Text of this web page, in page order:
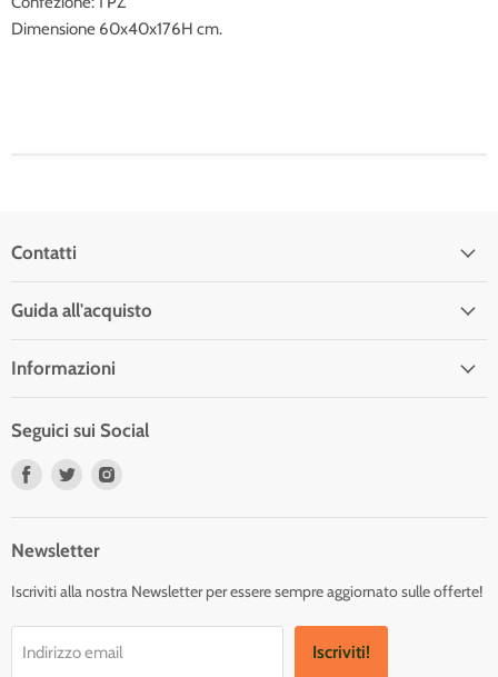
Dimensione 60x40x176H cm.
Contatti
Guida all'acquisto
Informazioni
Seguici sui Social
Trovaci
Trovaci
Newsletter
Iscriviti alla nostra Newsletter per essere sempre aggiornato sulle offerte!
Indirizzo email Iscriviti!